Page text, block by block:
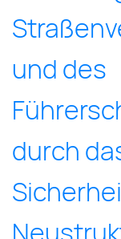
und des
durch